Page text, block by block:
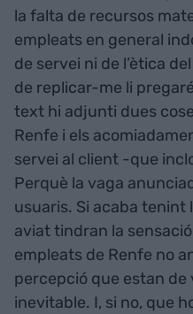
la falta de recursos
empleats en general
de servei ni de l’ètica
de replicar-me li
text hi adjunti dues
Renfe i els
servei al client -que
Perquè la vaga
usuaris. Si acaba tenint
aviat tindran la
empleats de Renfe no
percepció que estan
inevitable. I, si no, que